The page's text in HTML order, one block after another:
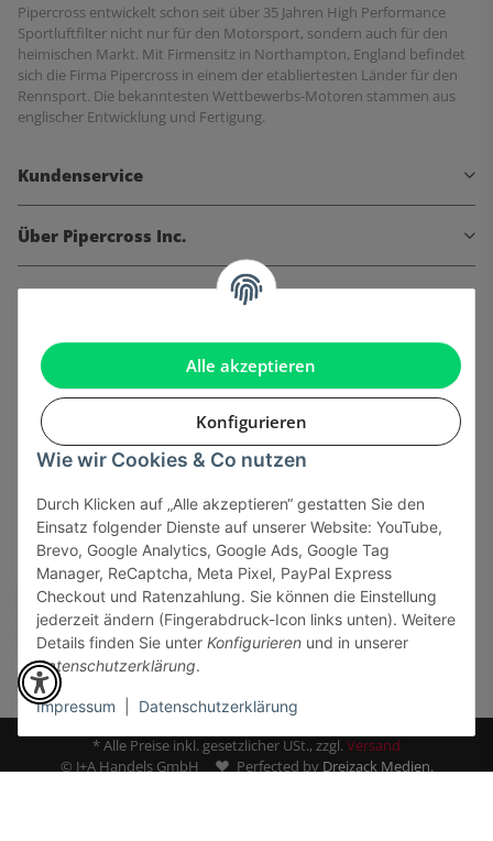
Alle akzeptieren
Konfigurieren
Wie wir Cookies & Co nutzen
Durch Klicken auf „Alle akzeptieren“ gestatten Sie den
Einsatz folgender Dienste auf unserer Website: YouTube,
Brevo, Google Analytics, Google Ads, Google Tag
Manager, ReCaptcha, Meta Pixel, PayPal Express
Checkout und Ratenzahlung. Sie können die Einstellung
jederzeit ändern (Fingerabdruck-Icon links unten). Weitere
Details finden Sie unter Konfigurieren und in unserer
Datenschutzerklärung.
Impressum Datenschutzerklärung
Pipercross entwickelt schon seit über 35 Jahren High Performance
Sportluftfilter nicht nur für den Motorsport, sondern auch für den
heimischen Markt. Mit Firmensitz in Northampton, England befindet
sich die Firma Pipercross in einem der etabliertesten Länder für den
Rennsport. Die bekanntesten Wettbewerbs-Motoren stammen aus
englischer Entwicklung und Fertigung.
Kundenservice
Über Pipercross Inc.
Informationen
Gesetzliche Informationen
Sicher bezahlen via:
* Alle Preise inkl. gesetzlicher USt., zzgl.Versand
© J+A Handels GmbH
Perfected by Dreizack Medien.